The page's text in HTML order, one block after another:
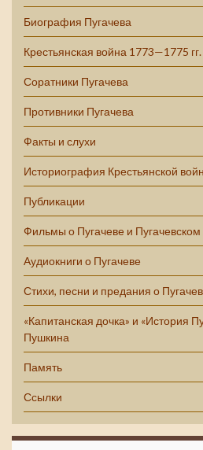
Биография Пугачева
Крестьянская война 1773—1775 гг.
Соратники Пугачева
Противники Пугачева
Факты и слухи
Историография Крестьянской
Публикации
Фильмы о Пугачеве и Пугачевском
Аудиокниги о Пугачеве
Стихи, песни и предания о
«Капитанская дочка» и «История
Пушкина
Память
Ссылки